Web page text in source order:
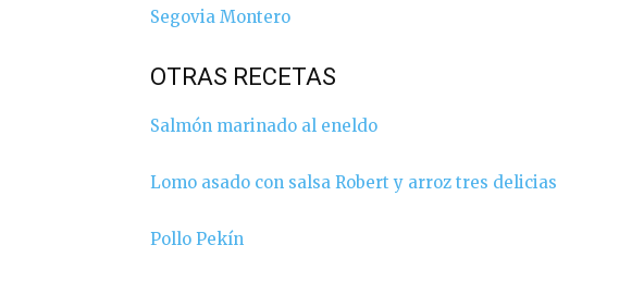
Segovia Montero
OTRAS RECETAS
Salmón marinado al eneldo
Lomo asado con salsa Robert y arroz tres delicias
Pollo Pekín